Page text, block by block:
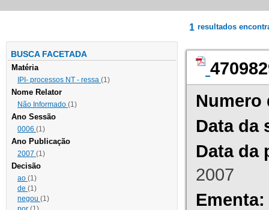
BUSCA FACETADA
Matéria
IPI- processos NT - ressa (1)
Nome Relator
Não Informado (1)
Ano Sessão
0006 (1)
Ano Publicação
2007 (1)
Decisão
ao (1)
de (1)
negou (1)
1 resultados
Numero
Data da
Data da
2007
Ementa: